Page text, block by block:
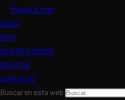
Menú Cerrar
INICIO
CRM
QUIENES SOMOS
NOTICIAS
CONTACTO
Buscar en esta web